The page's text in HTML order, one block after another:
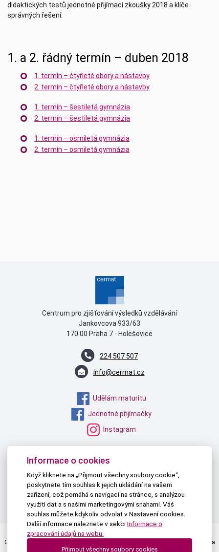
didaktických testů jednotné přijímací zkoušky 2018 a klíče
správných řešení.
1. a 2. řádný termín – duben 2018
1. termín – čtyřleté obory a nástavby
2. termín – čtyřleté obory a nástavby
1. termín – šestiletá gymnázia
2. termín – šestiletá gymnázia
1. termín – osmiletá gymnázia
2. termín – osmiletá gymnázia
Centrum pro zjišťování výsledků vzdělávání
Jankovcova 933/63
170 00 Praha 7 - Holešovice
224 507 507
info@cermat.cz
Udělám maturitu
Jednotné přijímačky
Instagram
MŠMT
NPI ČR
TAU
PŘIHLÁŠKY NA STŘEDNÍ
Centrum pro zjišťování výsledků vzdělávání | © 2026 Všechna práva vyhrazena
Informace o cookies
Když kliknete na „Přijmout všechny soubory cookie“,
poskytnete tím souhlas k jejich ukládání na vašem
zařízení, což pomáhá s navigací na stránce, s analýzou
využití dat a s našimi marketingovými snahami. Váš
souhlas můžete kdykoliv odvolat v Nastavení cookies.
Další informace naleznete v sekciInformace o
zpracování údajů na webu.
Přijmout všechny soubory cookies